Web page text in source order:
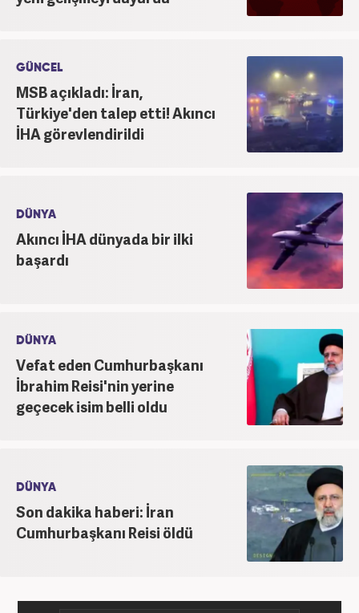
GÜNCEL
MSB açıkladı: İran,
Türkiye'den talep etti! Akıncı
İHA görevlendirildi
DÜNYA
Akıncı İHA dünyada bir ilki
başardı
DÜNYA
Vefat eden Cumhurbaşkanı
İbrahim Reisi'nin yerine
geçecek isim belli oldu
DÜNYA
Son dakika haberi: İran
Cumhurbaşkanı Reisi öldü